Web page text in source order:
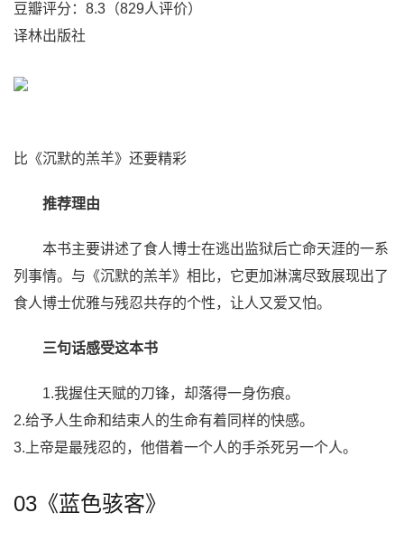
豆瓣评分：8.3（829人评价）
译林出版社
比《沉默的羔羊》还要精彩
推荐理由
本书主要讲述了食人博士在逃出监狱后亡命天涯的一系
列事情。与《沉默的羔羊》相比，它更加淋漓尽致展现出了
食人博士优雅与残忍共存的个性，让人又爱又怕。
三句话感受这本书
1.我握住天赋的刀锋，却落得一身伤痕。
2.给予人生命和结束人的生命有着同样的快感。
3.上帝是最残忍的，他借着一个人的手杀死另一个人。
03《蓝色骇客》